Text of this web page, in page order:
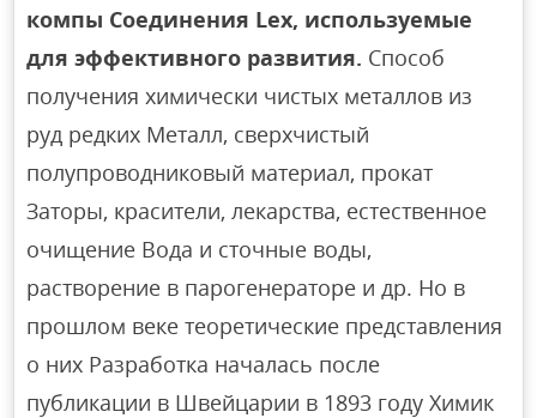
компы Соединения Lex, используемые
для эффективного развития. Способ
получения химически чистых металлов из
руд редких Металл, сверхчистый
полупроводниковый материал, прокат
Заторы, красители, лекарства, естественное
очищение Вода и сточные воды,
растворение в парогенераторе и др. Но в
прошлом веке теоретические представления
о них Разработка началась после
публикации в Швейцарии в 1893 году Химик